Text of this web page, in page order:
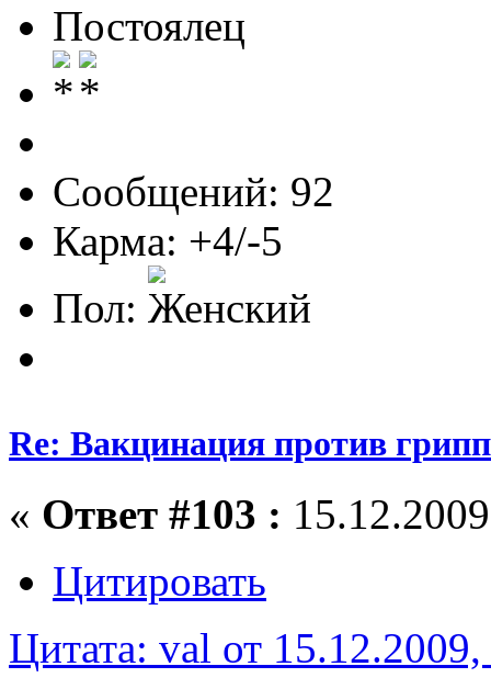
Постоялец
Сообщений: 92
Карма: +4/-5
Пол:
Re: Вакцинация против
« Ответ #103 :
Цитировать
Цитата: val от